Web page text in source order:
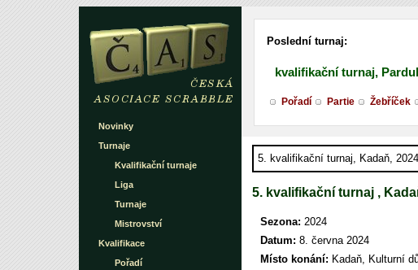
Novinky
Turnaje
Kvalifikační turnaje
Liga
Turnaje
Mistrovství
Kvalifikace
Pořadí
Poslední turnaj:
kvalifikační turnaj,
Pořadí Partie Žebříček
5. kvalifikační turnaj, Kadaň, 2024
5. kvalifikační turnaj ,
Sezona: 2024
Datum: 8. června 2024
Místo konání: Kadaň, Kulturní